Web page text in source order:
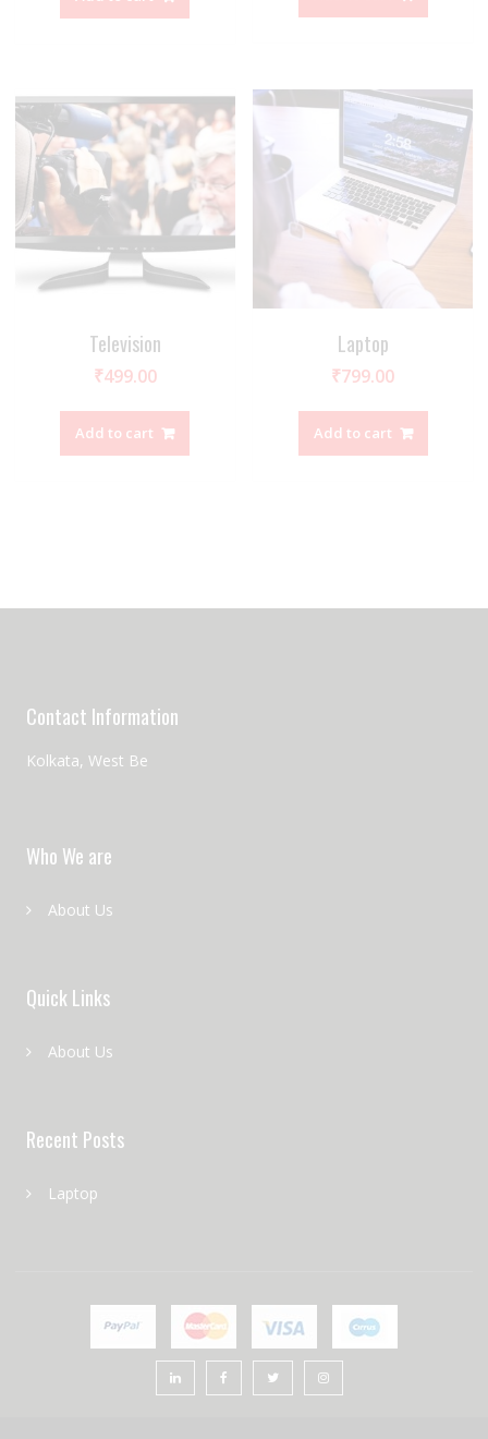
Television
₹499.00
Add to cart
Laptop
₹799.00
Add to cart
Contact Information
Kolkata, West Be
Who We are
About Us
Quick Links
About Us
Recent Posts
Laptop